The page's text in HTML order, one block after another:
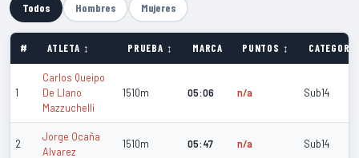
Todos Hombres Mujeres
# ATLETA ↕ PRUEBA ↕ MARCA PUNTOS ↕
1
Carlos Queipo
De Llano
Mazzuchelli
1510m 05:06 n/a Sub14
2
Jorge Ocaña
Alvarez
1510m 05:47 n/a Sub14